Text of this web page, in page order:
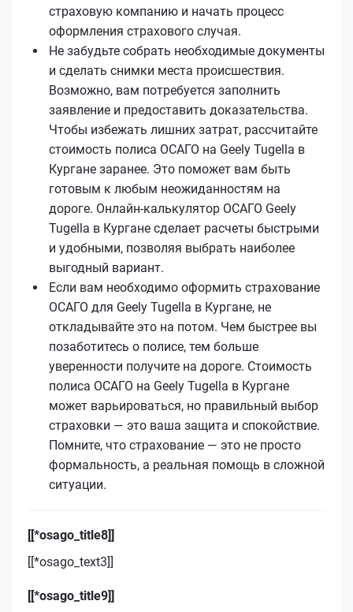
страховую компанию и начать процесс
оформления страхового случая.
Не забудьте собрать необходимые документы
и сделать снимки места происшествия.
Возможно, вам потребуется заполнить
заявление и предоставить доказательства.
Чтобы избежать лишних затрат, рассчитайте
стоимость полиса ОСАГО на Geely Tugella в
Кургане заранее. Это поможет вам быть
готовым к любым неожиданностям на
дороге. Онлайн-калькулятор ОСАГО Geely
Tugella в Кургане сделает расчеты быстрыми
и удобными, позволяя выбрать наиболее
выгодный вариант.
Если вам необходимо оформить страхование
ОСАГО для Geely Tugella в Кургане, не
откладывайте это на потом. Чем быстрее вы
позаботитесь о полисе, тем больше
уверенности получите на дороге. Стоимость
полиса ОСАГО на Geely Tugella в Кургане
может варьироваться, но правильный выбор
страховки — это ваша защита и спокойствие.
Помните, что страхование — это не просто
формальность, а реальная помощь в сложной
ситуации.
[[*osago_title8]]
[[*osago_text3]]
[[*osago_title9]]